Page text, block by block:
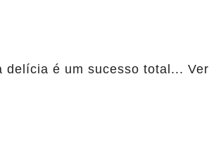
delícia é um sucesso total... Ver